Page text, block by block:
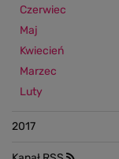
Czerwiec
Maj
Kwiecień
Marzec
Luty
2017